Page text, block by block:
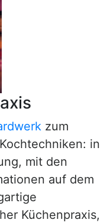
zum
in
mit den
auf dem
Küchenpraxis,